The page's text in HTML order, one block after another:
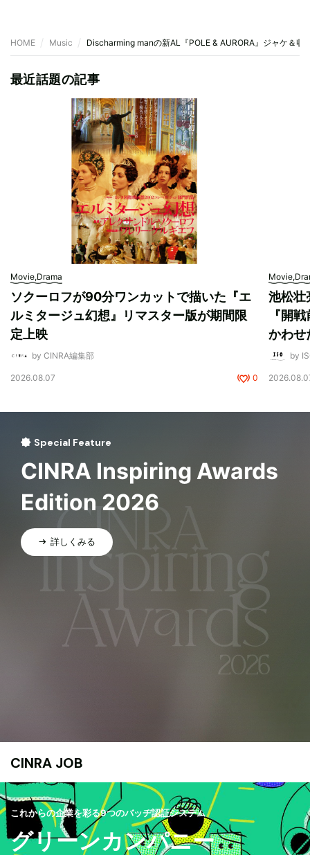
HOME Music Discharming manの新AL『POLE & AURORA』ジャケ＆収
最近話題の記事
Movie,Drama
ソクーロフが90分ワンカットで描いた『エ
ルミタージュ幻想』リマスター版が期間限
定上映
by CINRA編集部
2026.08.07 0
池松壮
『開
かわせ
by
Special Feature
CINRA Inspiring Awards
Edition 2026
詳しくみる
CINRA JOB
これからの企業を彩る9つのバッヂ認証システム
グリーンカンパニー